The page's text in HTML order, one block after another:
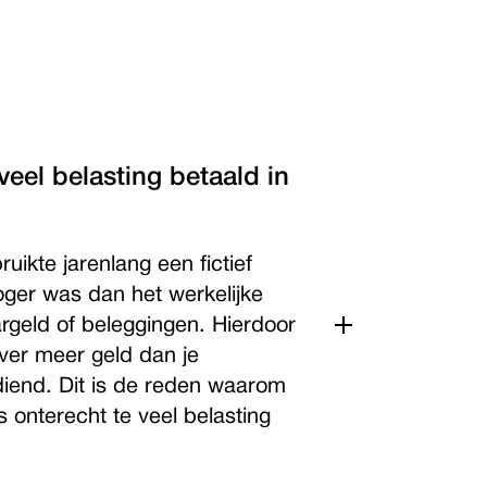
belasting betaald in
jarenlang een fictief
was dan het werkelijke
of beleggingen. Hierdoor
meer geld dan je
Dit is de reden waarom
onterecht te veel belasting